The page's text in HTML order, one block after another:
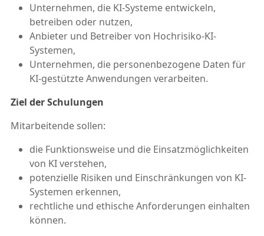
Unternehmen, die KI-Systeme entwickeln,
betreiben oder nutzen,
Anbieter und Betreiber von Hochrisiko-KI-
Systemen,
Unternehmen, die personenbezogene Daten für
KI-gestützte Anwendungen verarbeiten.
Ziel der Schulungen
Mitarbeitende sollen:
die Funktionsweise und die Einsatzmöglichkeiten
von KI verstehen,
potenzielle Risiken und Einschränkungen von KI-
Systemen erkennen,
rechtliche und ethische Anforderungen einhalten
können.